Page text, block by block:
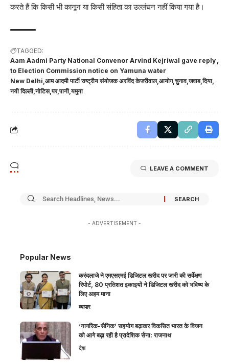
करते हैं कि किसी भी कानून या किसी संहिता का उल्लंघन नहीं किया गया है।
TAGGED:
Aam Aadmi Party National Convenor Arvind Kejriwal gave reply
to Election Commission notice on Yamuna water
New Delhi आम आदमी पार्टी राष्ट्रीय संयोजक अरविंद केजरीवाल आयोग चुनाव जवाब दिया
नयी दिल्ली नोटिस पर पानी यमुना
LEAVE A COMMENT
- ADVERTISEMENT -
Popular News
करंदलाजे ने एमएसएमई डिजिटल खरीद पर जारी की सर्वेक्षण
रिपोर्ट, 80 प्रतिशत इकाइयों ने डिजिटल खरीद को भविष्य के
लिए अहम माना
व्यापार
‘नागरिक-सैनिक’ सहयोग बढ़ाकर विकसित भारत के विजन
को आगे बढ़ा रही है प्रादेशिक सेना: राजनाथ
देश